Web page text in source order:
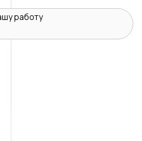
работу